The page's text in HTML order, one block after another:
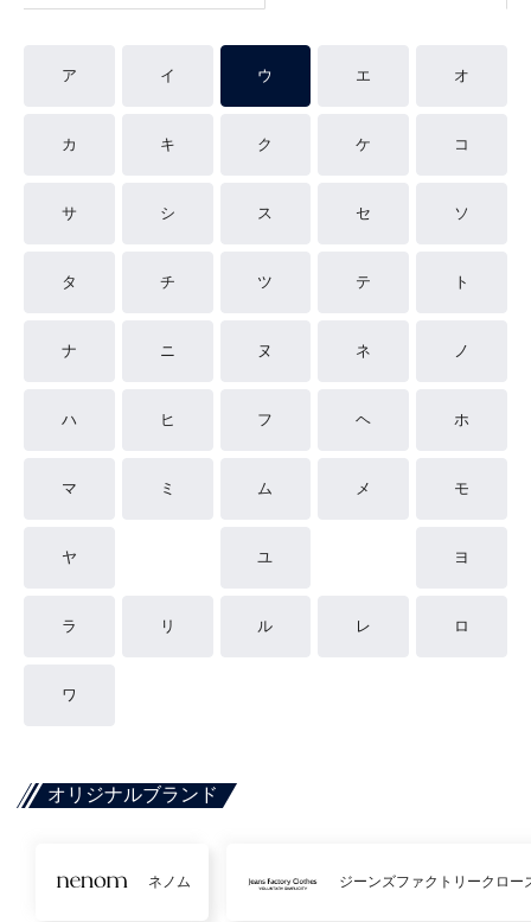
ア イ ウ エ オ
カ キ ク ケ コ
サ シ ス セ ソ
タ チ ツ テ ト
ナ ニ ヌ ネ ノ
ハ ヒ フ ヘ ホ
マ ミ ム メ モ
ヤ ユ ヨ
ラ リ ル レ ロ
ワ
オリジナルブランド
ネノム ジーンズファクトリークロー